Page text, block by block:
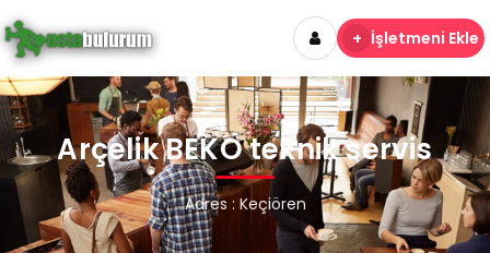
+ İşletmeni Ekle
Arçelik BEKO teknik servis
Adres : Keçiören